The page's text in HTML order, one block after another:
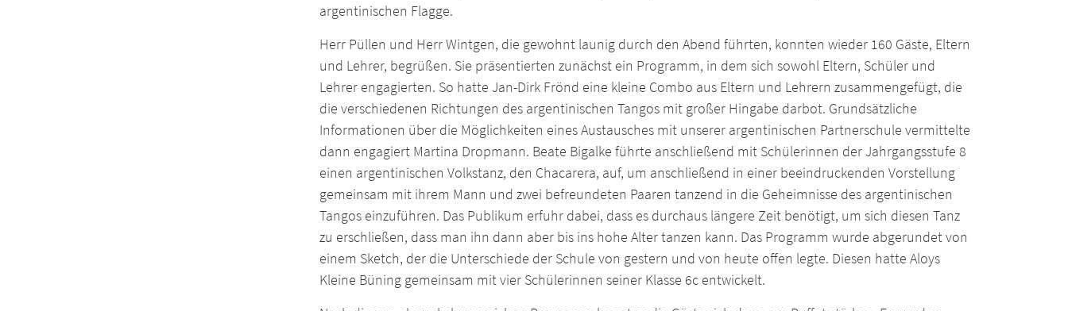
argentinischen Flagge.
Herr Püllen und Herr Wintgen, die gewohnt launig durch den Abend führten, konnten wieder 160 Gäste, Eltern
und Lehrer, begrüßen. Sie präsentierten zunächst ein Programm, in dem sich sowohl Eltern, Schüler und
Lehrer engagierten. So hatte Jan-Dirk Frönd eine kleine Combo aus Eltern und Lehrern zusammengefügt, die
die verschiedenen Richtungen des argentinischen Tangos mit großer Hingabe darbot. Grundsätzliche
Informationen über die Möglichkeiten eines Austausches mit unserer argentinischen Partnerschule vermittelte
dann engagiert Martina Dropmann. Beate Bigalke führte anschließend mit Schülerinnen der Jahrgangsstufe 8
einen argentinischen Volkstanz, den Chacarera, auf, um anschließend in einer beeindruckenden Vorstellung
gemeinsam mit ihrem Mann und zwei befreundeten Paaren tanzend in die Geheimnisse des argentinischen
Tangos einzuführen. Das Publikum erfuhr dabei, dass es durchaus längere Zeit benötigt, um sich diesen Tanz
zu erschließen, dass man ihn dann aber bis ins hohe Alter tanzen kann. Das Programm wurde abgerundet von
einem Sketch, der die Unterschiede der Schule von gestern und von heute offen legte. Diesen hatte Aloys
Kleine Büning gemeinsam mit vier Schülerinnen seiner Klasse 6c entwickelt.